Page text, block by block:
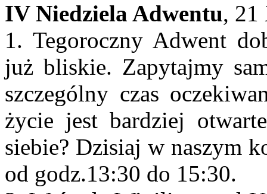
IV Niedziela Adwentu,
1. Tegoroczny Adwent
już bliskie. Zapytajmy
szczególny czas
życie jest bardziej
siebie? Dzisiaj w naszym
od godz.13:30 do 15:30.